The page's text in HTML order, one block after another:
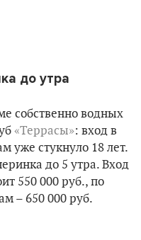
до утра
собственно водных
«Террасы»: вход в
уже стукнуло 18 лет.
до 5 утра. Вход
550 000 руб., по
– 650 000 руб.